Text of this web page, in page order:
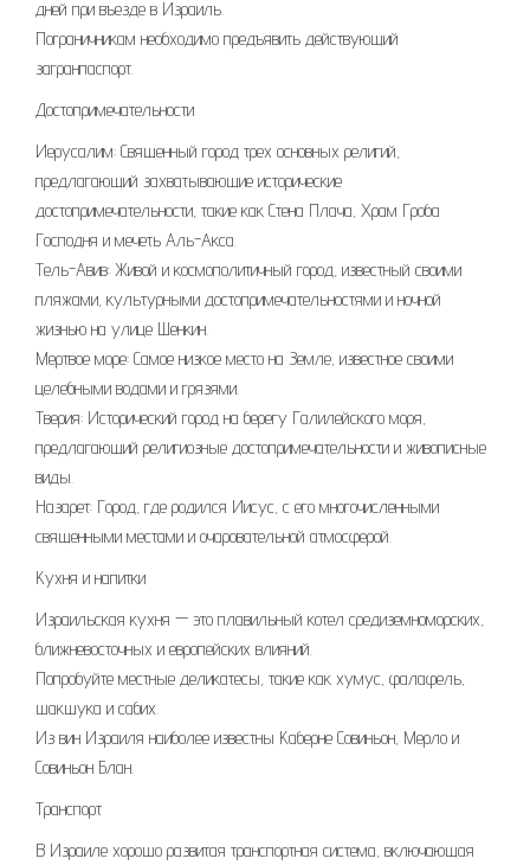
дней при въезде в Израиль.
Пограничникам необходимо предъявить действующий
загранпаспорт.
Достопримечательности
Иерусалим: Священный город трех основных религий,
предлагающий захватывающие исторические
достопримечательности, такие как Стена Плача, Храм Гроба
Господня и мечеть Аль-Акса.
Тель-Авив: Живой и космополитичный город, известный своими
пляжами, культурными достопримечательностями и ночной
жизнью на улице Шенкин.
Мертвое море: Самое низкое место на Земле, известное своими
целебными водами и грязями.
Тверия: Исторический город на берегу Галилейского моря,
предлагающий религиозные достопримечательности и живописные
виды.
Назарет: Город, где родился Иисус, с его многочисленными
священными местами и очаровательной атмосферой.
Кухня и напитки
Израильская кухня — это плавильный котел средиземноморских,
ближневосточных и европейских влияний.
Попробуйте местные деликатесы, такие как хумус, фалафель,
шакшука и сабих.
Из вин Израиля наиболее известны Каберне Совиньон, Мерло и
Совиньон Блан.
Транспорт
В Израиле хорошо развитая транспортная система, включающая